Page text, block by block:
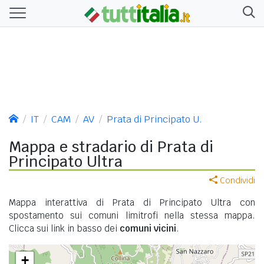
IT CAM AV Prata di Principato U.
Mappa e stradario di Prata di
Principato Ultra
Condividi
Mappa interattiva di Prata di Principato Ultra con
spostamento sui comuni limitrofi nella stessa mappa.
Clicca sui link in basso dei comuni vicini.
+